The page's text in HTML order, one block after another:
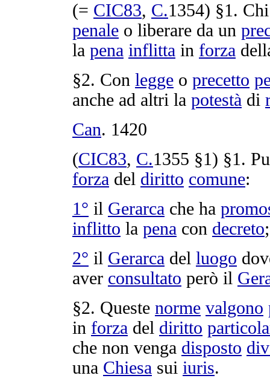
(= CIC83, C.1354) §1.
penale o liberare da un
la pena inflitta in forza
§2. Con legge o precetto
anche ad altri la potestà di
Can. 1420
(CIC83, C.1355 §1) §1.
forza del diritto comune:
1° il Gerarca che ha
inflitto la pena con decreto;
2° il Gerarca del luogo
aver consultato però il
§2. Queste norme valgono
in forza del diritto
che non venga disposto
una Chiesa sui iuris.